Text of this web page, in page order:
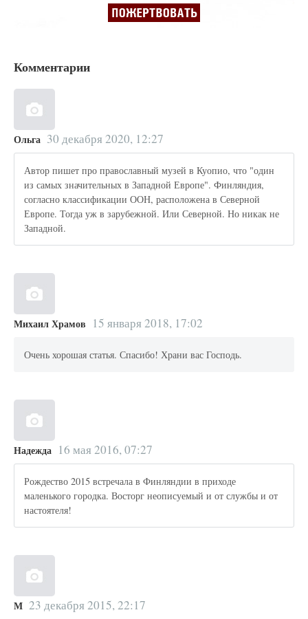
Комментарии
Ольга 30 декабря 2020, 12:27
Автор пишет про православный музей в Куопио, что "один
из самых значительных в Западной Европе". Финляндия,
согласно классификации ООН, расположена в Северной
Европе. Тогда уж в зарубежной. Или Северной. Но никак не
Западной.
Михаил Храмов 15 января 2018, 17:02
Очень хорошая статья. Спасибо! Храни вас Господь.
Надежда 16 мая 2016, 07:27
Рождество 2015 встречала в Финляндии в приходе
маленького городка. Восторг неописуемый и от службы и от
настоятеля!
М 23 декабря 2015, 22:17